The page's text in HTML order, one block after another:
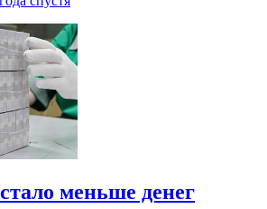
меньше денег